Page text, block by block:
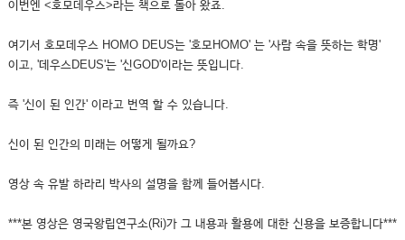
이번엔 <호모데우스>라는 책으로 돌아 왔죠.
여기서 호모데우스 HOMO DEUS는 '호모HOMO' 는 '사람 속을 뜻하는 학명'
이고, '데우스DEUS'는 '신GOD'이라는 뜻입니다.
즉 '신이 된 인간' 이라고 번역 할 수 있습니다.
신이 된 인간의 미래는 어떻게 될까요?
영상 속 유발 하라리 박사의 설명을 함께 들어봅시다.
***본 영상은 영국왕립연구소(Ri)가 그 내용과 활용에 대한 신용을 보증합니다***